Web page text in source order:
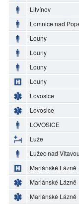
Litvínov
Lomnice nad
Louny
Louny
Louny
Louny
Lovosice
Lovosice
LOVOSICE
Luže
Lužec nad
Mariánské Lázně
Mariánské Lázně
Mariánské Lázně